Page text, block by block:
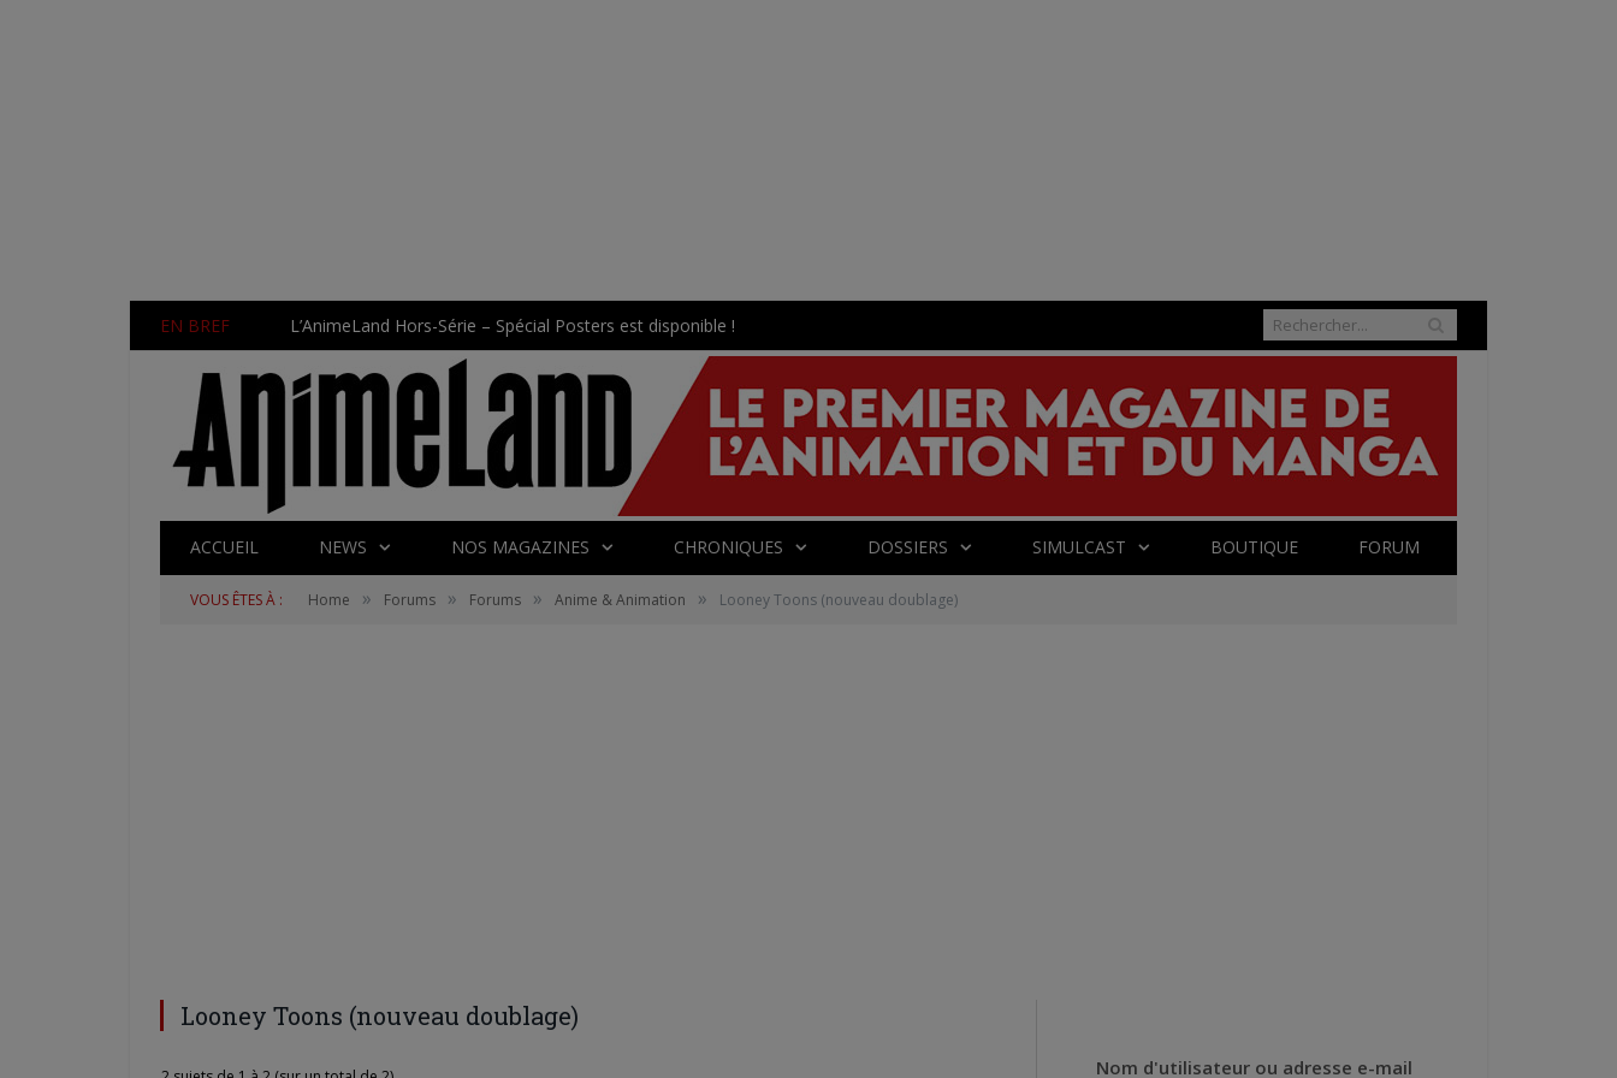
EN BREF L’AnimeLand Hors-Série – Spécial Posters est disponible !
ACCUEIL NEWS NOS MAGAZINES CHRONIQUES DOSSIERS SIMULCAST BOUTIQUE FORUM
VOUS ÊTES À : Home » Forums » Forums » Anime & Animation » Looney Toons (nouveau doublage)
Looney Toons (nouveau doublage)
Nom d'utilisateur ou adresse e-mail